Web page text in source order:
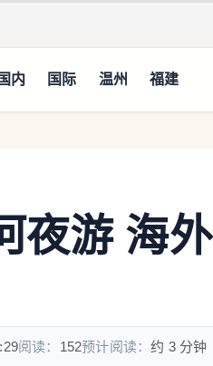
国内 国际 温州 福建
夜游 海
阅读： 152预计阅读：约 3 分钟